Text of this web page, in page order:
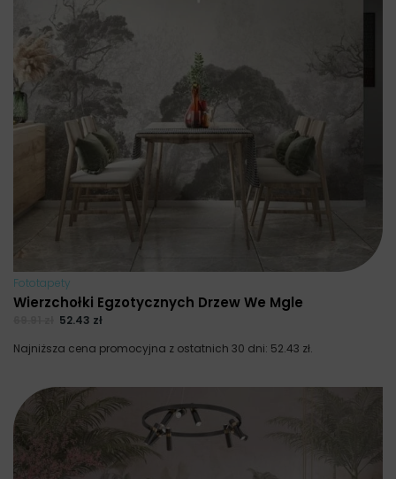
Fototapety
Wierzchołki Egzotycznych Drzew We Mgle
52.43 zł
Najniższa cena promocyjna z ostatnich 30 dni: 52.43 zł.